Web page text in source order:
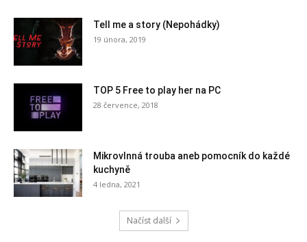
Tell me a story (Nepohádky)
19 února, 2019
TOP 5 Free to play her na PC
28 července, 2018
Mikrovlnná trouba aneb pomocník do každé
kuchyně
4 ledna, 2021
Načíst další